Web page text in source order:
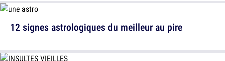
12 signes astrologiques du meilleur au pire